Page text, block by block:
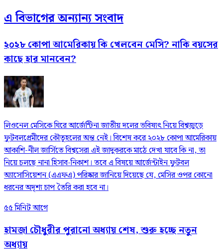
এ বিভাগের অন্যান্য সংবাদ
২০২৮ কোপা আমেরিকায় কি খেলবেন মেসি? নাকি বয়সের
কাছে হার মানবেন?
লিওনেল মেসিকে ঘিরে আর্জেন্টিনা জাতীয় দলের ভবিষ্যৎ নিয়ে বিশ্বজুড়ে
ফুটবলপ্রেমীদের কৌতূহলের অন্ত নেই। বিশেষ করে ২০২৮ কোপা আমেরিকায়
আকাশি-নীল জার্সিতে বিশ্বসেরা এই জাদুকরকে মাঠে দেখা যাবে কি না, তা
নিয়ে চলছে নানা হিসাব-নিকাশ। তবে এ বিষয়ে আর্জেন্টাইন ফুটবল
অ্যাসোসিয়েশন (এএফএ) পরিষ্কার জানিয়ে দিয়েছে যে, মেসির ওপর কোনো
ধরনের অদৃশ্য চাপ তৈরি করা হবে না।
৫৫ মিনিট আগে
হামজা চৌধুরীর পুরানো অধ্যায় শেষ, শুরু হচ্ছে নতুন
অধ্যায়